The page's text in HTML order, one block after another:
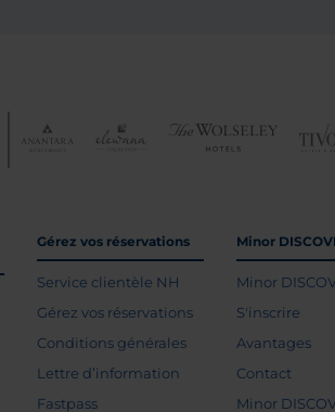
Gérez vos réservations
Service clientèle NH
Gérez vos réservations
Conditions générales
Lettre d’information
Fastpass
Minor
Minor
S'inscrire
Avantages
Contact
Minor